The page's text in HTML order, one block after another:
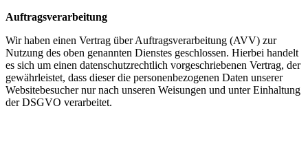
Auftragsverarbeitung
Wir haben einen Vertrag über Auftragsverarbeitung (AVV) zur
Nutzung des oben genannten Dienstes geschlossen. Hierbei handelt
es sich um einen datenschutzrechtlich vorgeschriebenen Vertrag, der
gewährleistet, dass dieser die personenbezogenen Daten unserer
Websitebesucher nur nach unseren Weisungen und unter Einhaltung
der DSGVO verarbeitet.